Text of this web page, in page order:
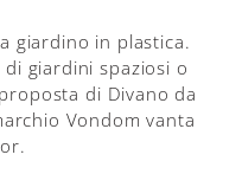
giardino in plastica.
giardini spaziosi o
di Divano da
Vondom vanta